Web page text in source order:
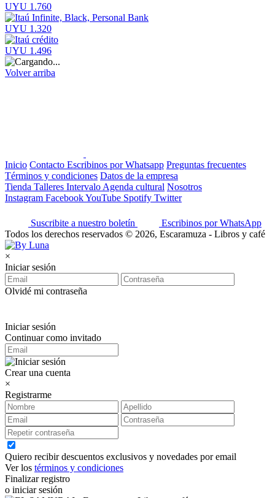
UYU 1.760
UYU 1.320
UYU 1.496
Volver arriba
Inicio Contacto Escribinos por Whatsapp Preguntas frecuentes
Términos y condiciones Datos de la empresa
Tienda Talleres Intervalo Agenda cultural Nosotros
Instagram FacebookYouTube Spotify Twitter
Suscribite a nuestro boletín
Escribinos por WhatsApp
Todos los derechos reservados © 2026, Escaramuza - Libros y café
×
Iniciar sesión
Olvidé mi contraseña
Iniciar sesión
Continuar como invitado
Crear una cuenta
×
Registrarme
Quiero recibir descuentos exclusivos y novedades por email
Ver los términos y condiciones
Finalizar registro
o iniciar sesión